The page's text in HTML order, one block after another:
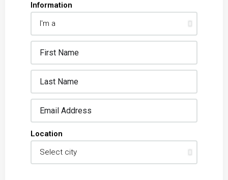
Information
Location